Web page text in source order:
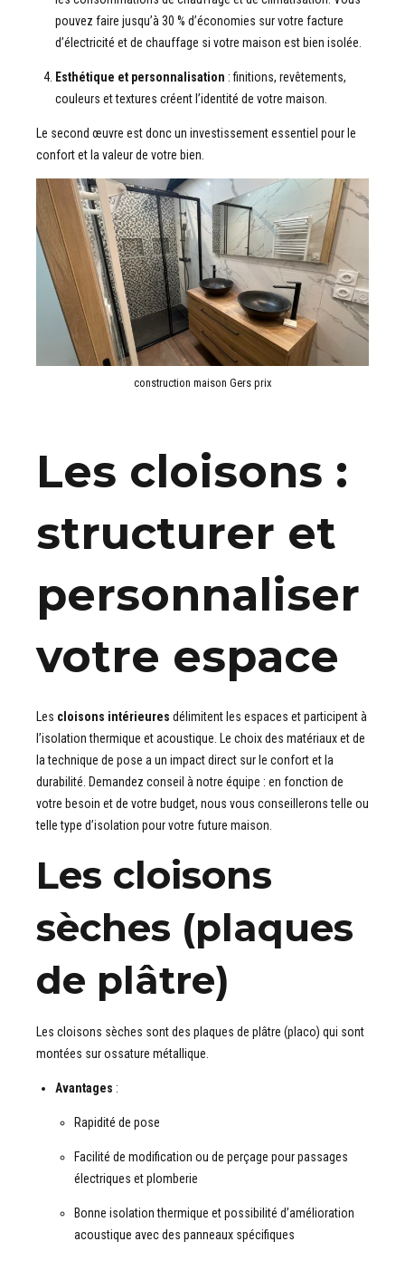
pouvez faire jusqu’à 30 % d’économies sur votre facture
d’électricité et de chauffage si votre maison est bien isolée.
Esthétique et personnalisation : finitions, revêtements,
couleurs et textures créent l’identité de votre maison.
Le second œuvre est donc un investissement essentiel pour le
confort et la valeur de votre bien.
construction maison Gers prix
Les cloisons :
structurer et
personnaliser
votre espace
Les cloisons intérieures délimitent les espaces et participent à
l’isolation thermique et acoustique. Le choix des matériaux et de
la technique de pose a un impact direct sur le confort et la
durabilité. Demandez conseil à notre équipe : en fonction de
votre besoin et de votre budget, nous vous conseillerons telle ou
telle type d’isolation pour votre future maison.
Les cloisons
sèches (plaques
de plâtre)
Les cloisons sèches sont des plaques de plâtre (placo) qui sont
montées sur ossature métallique.
Avantages :
Rapidité de pose
Facilité de modification ou de perçage pour passages
électriques et plomberie
Bonne isolation thermique et possibilité d’amélioration
acoustique avec des panneaux spécifiques